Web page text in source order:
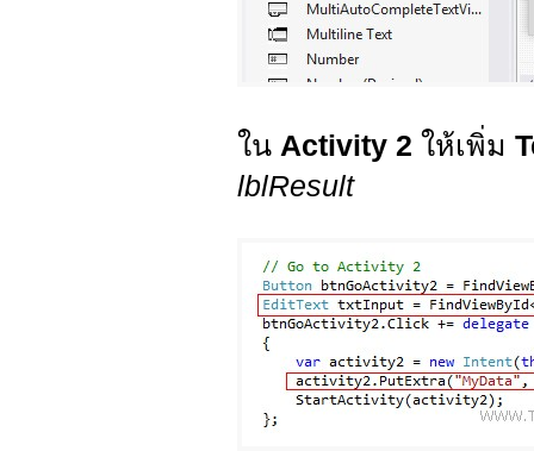
ใน Activity 2 ให้เพิ่ม
lblResult